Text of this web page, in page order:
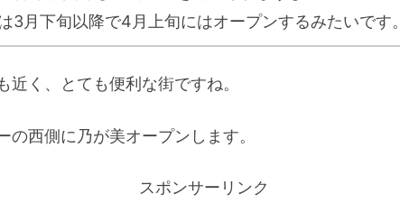
3月下旬以降で4月上旬にはオープンするみたいです。
近く、とても便利な街ですね。
の西側に乃が美オープンします。
スポンサーリンク